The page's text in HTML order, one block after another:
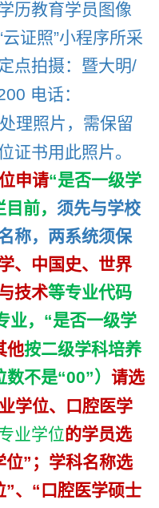
历教育学员图像
云证照”小程序所采
点拍摄：暨大明/
电话：
理照片，需保留
证书用此照片。
申请“是否一级学
前， 须先与学校
称，两系统须保
、中国史、世界
技术等专业代码
业，“是否一级学
他按二级学科培养
数不是“00”） 请选
学位、口腔医学
业学位的学员选
位”；学科名称选
、“口腔医学硕士